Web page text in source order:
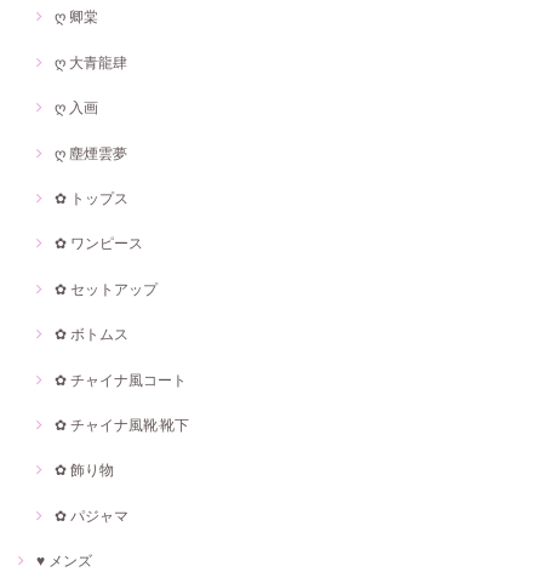
ღ 卿棠
ღ 大青龍肆
ღ 入画
ღ 塵煙雲夢
✿ トップス
✿ ワンピース
✿ セットアップ
✿ ボトムス
✿ チャイナ風コート
✿ チャイナ風靴·靴下
✿ 飾り物
✿ パジャマ
♥ メンズ